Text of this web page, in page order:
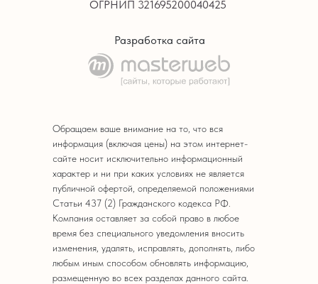
Обращаем ваше внимание на то, что вся
информация (включая цены) на этом интернет-
сайте носит исключительно информационный
характер и ни при каких условиях не является
публичной офертой, определяемой положениями
Статьи 437 (2) Гражданского кодекса РФ.
Компания оставляет за собой право в любое
время без специального уведомления вносить
изменения, удалять, исправлять, дополнять, либо
любым иным способом обновлять информацию,
размещенную во всех разделах данного сайта.
Разработка сайта
ОГРНИП 321695200040425